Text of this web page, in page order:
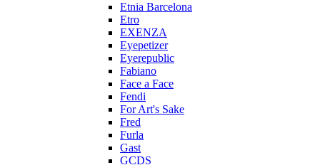
Etnia Barcelona
Etro
EXENZA
Eyepetizer
Eyerepublic
Fabiano
Face a Face
Fendi
For Art's Sake
Fred
Furla
Gast
GCDS